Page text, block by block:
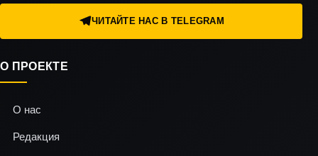
ЧИТАЙТЕ НАС В TELEGRAM
О ПРОЕКТЕ
О нас
Редакция